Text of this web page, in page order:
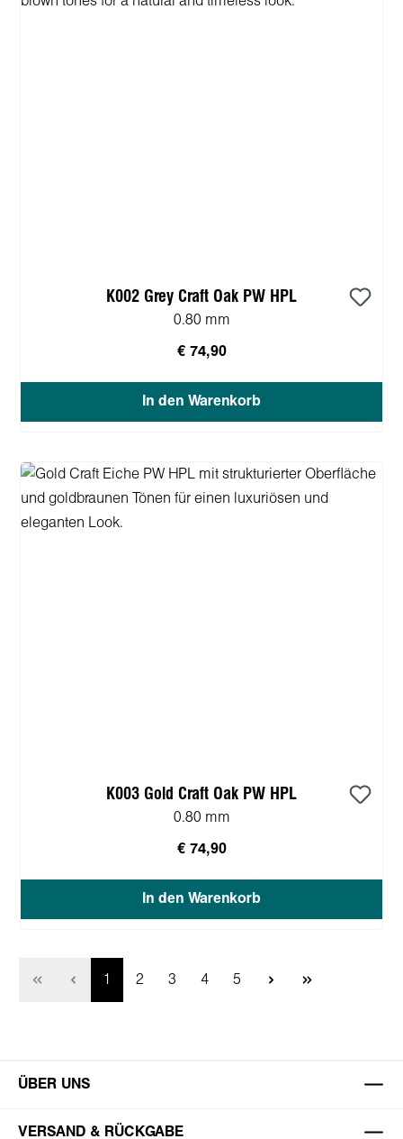
K002 Grey Craft Oak PW HPL
0.80 mm
€ 74,90
In den Warenkorb
K003 Gold Craft Oak PW HPL
0.80 mm
€ 74,90
In den Warenkorb
Page
1 Page
2 Page
3 Page
4 Page
5
ÜBER UNS
VERSAND & RÜCKGABE